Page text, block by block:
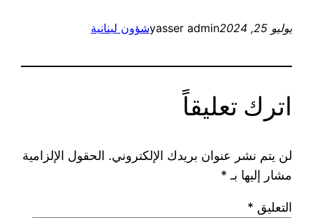
يوليو 25, 2024 yasser adminشؤون لبنانية
اترك تعليقاً
لن يتم نشر عنوان بريدك الإلكتروني. الحقول الإلزامية
مشار إليها بـ *
التعليق *